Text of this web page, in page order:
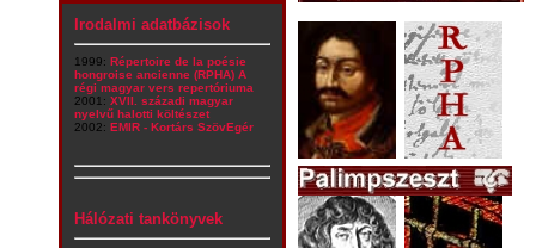
Irodalmi adatbázisok
1999: Répertoire de la poésie
hongroise ancienne (RPHA) A
régi magyar vers repertóriuma
2001: XVII. századi magyar
nyelvű halotti költészet
2002: EMIR - Kortárs SzövEgér
Hálózati tankönyvek